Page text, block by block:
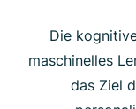
Die
maschinelles
das Ziel